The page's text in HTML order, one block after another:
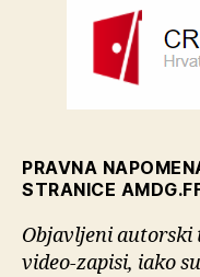
PRAVNA
STRANICE
Objavljeni autorski
video-zapisi, iako